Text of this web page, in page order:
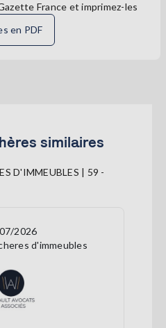
France et imprimez-les
en PDF
similaires
D'IMMEUBLES | 59 -
2026
d'immeubles